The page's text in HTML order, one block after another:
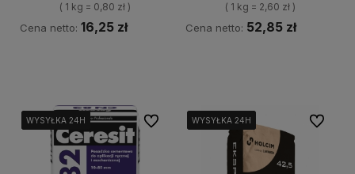
( 1 kg = 0,80 zł )
Cena netto: 16,25 zł
( 1 kg = 2,60 zł )
Cena netto: 52,85 zł
WYSYŁKA 24H
WYSYŁKA 24H
WYSYŁKA 24H
WYSYŁKA 24H Do ulubionychWYSYŁKA 24H
WYSYŁKA 24H
WYSYŁKA 24H
WYSYŁKA 24H Do